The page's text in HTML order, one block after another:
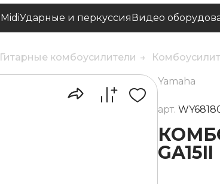
MidiУдарные и перкуссияВидео
Гитарные комбоусилители
Yamaha
арт.
GA15II